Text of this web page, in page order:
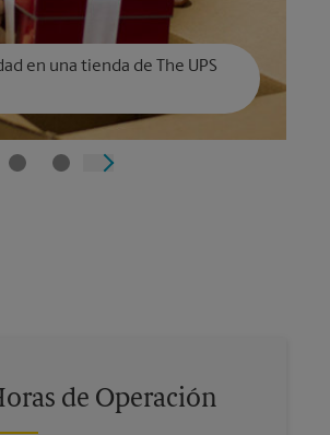
en una tienda de The UPS
de Operación